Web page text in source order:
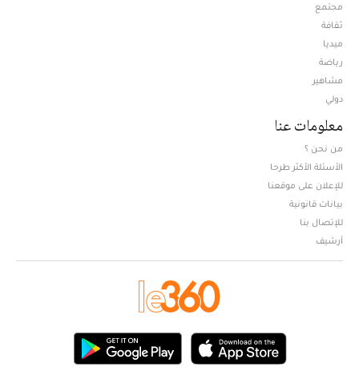
مجتمع
ثقافة
ميديا
رياضة
مشاهير
دولي
معلومات عنا
من نحن ؟
الأسئلة الأكثر طرحا
للإعلان على موقعنا
بيانات قانونية
للإتصال بنا
أرشيف